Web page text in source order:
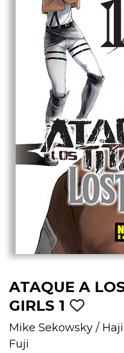
ATAQUE A
GIRLS 1
Mike Sekowsky /
Fuji